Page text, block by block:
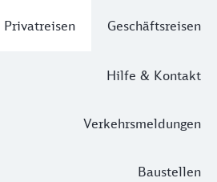
Privatreisen Geschäftsreisen
Hilfe & Kontakt
Verkehrsmeldungen
Baustellen